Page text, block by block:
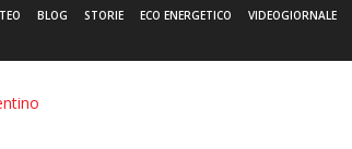
BLOG STORIE ECO ENERGETICO VIDEOGIORNALE